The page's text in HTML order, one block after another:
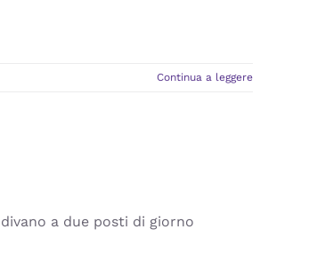
Continua a leggere
a due posti di giorno